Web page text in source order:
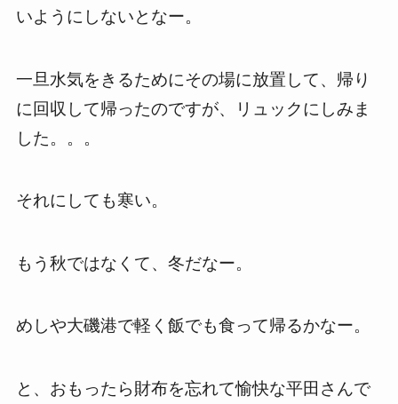
いようにしないとなー。
一旦水気をきるためにその場に放置して、帰り
に回収して帰ったのですが、リュックにしみま
した。。。
それにしても寒い。
もう秋ではなくて、冬だなー。
めしや大磯港で軽く飯でも食って帰るかなー。
と、おもったら財布を忘れて愉快な平田さんで